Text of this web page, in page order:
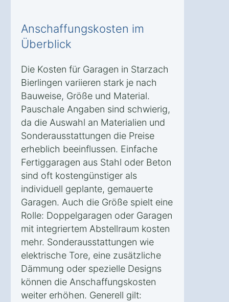
Anschaffungskosten im
Überblick
Die Kosten für Garagen in Starzach
Bierlingen variieren stark je nach
Bauweise, Größe und Material.
Pauschale Angaben sind schwierig,
da die Auswahl an Materialien und
Sonderausstattungen die Preise
erheblich beeinflussen. Einfache
Fertiggaragen aus Stahl oder Beton
sind oft kostengünstiger als
individuell geplante, gemauerte
Garagen. Auch die Größe spielt eine
Rolle: Doppelgaragen oder Garagen
mit integriertem Abstellraum kosten
mehr. Sonderausstattungen wie
elektrische Tore, eine zusätzliche
Dämmung oder spezielle Designs
können die Anschaffungskosten
weiter erhöhen. Generell gilt: